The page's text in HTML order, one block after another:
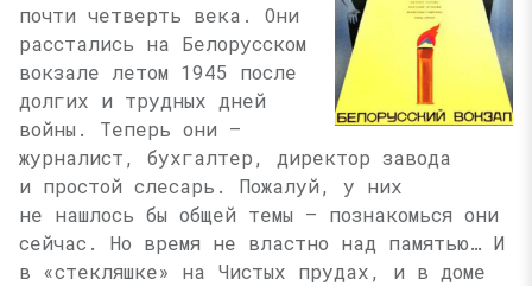
почти четверть века. Они
расстались на Белорусском
вокзале летом 1945 после
долгих и трудных дней
войны. Теперь они —
журналист, бухгалтер, директор завода
и простой слесарь. Пожалуй, у них
не нашлось бы общей темы — познакомься они
сейчас. Но время не властно над памятью… И
в «стекляшке» на Чистых прудах, и в доме